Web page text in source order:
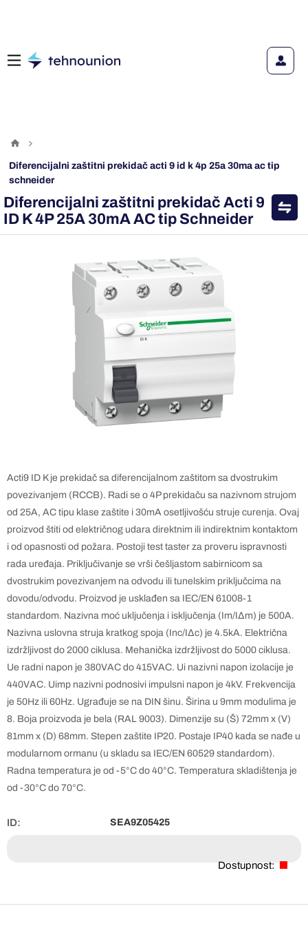
diferencijalni zaštitni prekidač acti 9 id k 4p 25a 30ma ac tip
schneider
Diferencijalni zaštitni prekidač Acti 9
ID K 4P 25A 30mA AC tip Schneider
Acti9 ID K je prekidač sa diferencijalnom zaštitom sa dvostrukim
povezivanjem (RCCB). Radi se o 4P prekidaču sa nazivnom strujom
od 25A, AC tipu klase zaštite i 30mA osetljivošću struje curenja. Ovaj
proizvod štiti od električnog udara direktnim ili indirektnim kontaktom
i od opasnosti od požara. Postoji test taster za proveru ispravnosti
rada uređaja. Priključivanje se vrši češljastom sabirnicom sa
dvostrukim povezivanjem na odvodu ili tunelskim priključcima na
dovodu/odvodu. Proizvod je usklađen sa IEC/EN 61008-1
standardom. Nazivna moć uključenja i isključenja (Im/IΔm) je 500A.
Nazivna uslovna struja kratkog spoja (Inc/IΔc) je 4.5kA. Električna
izdržljivost do 2000 ciklusa. Mehanička izdržljivost do 5000 ciklusa.
Ue radni napon je 380VAC do 415VAC. Ui nazivni napon izolacije je
440VAC. Uimp nazivni podnosivi impulsni napon je 4kV. Frekvencija
je 50Hz ili 60Hz. Ugrađuje se na DIN šinu. Širina u 9mm modulima je
8. Boja proizvoda je bela (RAL 9003). Dimenzije su (Š) 72mm x (V)
81mm x (D) 68mm. Stepen zaštite IP20. Postaje IP40 kada se nađe u
modularnom ormanu (u skladu sa IEC/EN 60529 standardom).
Radna temperatura je od -5°C do 40°C. Temperatura skladištenja je
od -30°C do 70°C.
ID: SEA9Z05425
Dostupnost: